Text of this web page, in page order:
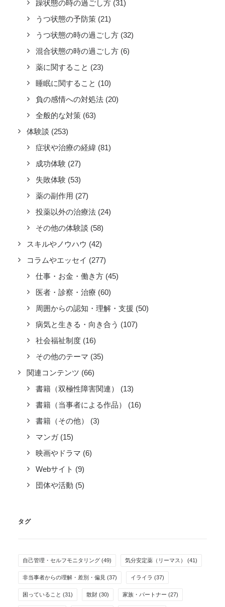
躁状態の時の過ごし方 (31)
うつ状態の予防策 (21)
うつ状態の時の過ごし方 (32)
混合状態の時の過ごし方 (6)
薬に関すること (23)
睡眠に関すること (10)
負の感情への対処法 (20)
全般的な対策 (63)
体験談 (253)
症状や治療の経緯 (81)
成功体験 (27)
失敗体験 (53)
薬の副作用 (27)
投薬以外の治療法 (24)
その他の体験談 (58)
スキルやノウハウ (42)
コラムやエッセイ (277)
仕事・お金・働き方 (45)
医者・診察・治療 (60)
周囲からの認知・理解・支援 (50)
病気と生きる・向き合う (107)
社会福祉制度 (16)
その他のテーマ (35)
関連コンテンツ (66)
書籍（双極性障害関連）
(13)
書籍（当事者による作品）
(16)
書籍（その他）
(3)
マンガ (15)
映画やドラマ (6)
Webサイト (9)
団体や活動 (5)
タグ
自己管理・セルフモニタリング (49) 気分安定薬（リーマス） (41)
非当事者からの理解・差別・偏見 (37) イライラ (37)
困っていること (31) 散財 (30) 家族・パートナー (27)